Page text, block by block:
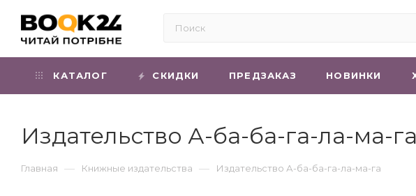
КАТАЛОГ СКИДКИ ПРЕДЗАКАЗ НОВИНКИ
Издательство А-ба-ба-га-ла-ма-га
Главная — Книжные издательства — Издательство А-ба-ба-га-ла-ма-га